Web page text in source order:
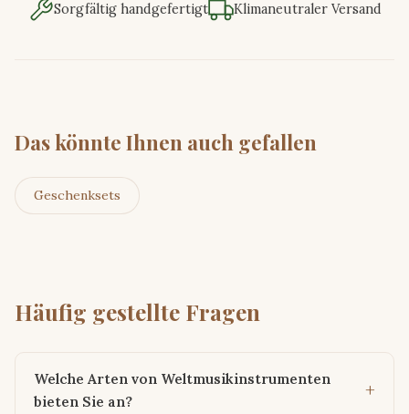
Sorgfältig handgefertigt
Klimaneutraler Versand
Das könnte Ihnen auch gefallen
Geschenksets
Häufig gestellte Fragen
Welche Arten von Weltmusikinstrumenten
bieten Sie an?